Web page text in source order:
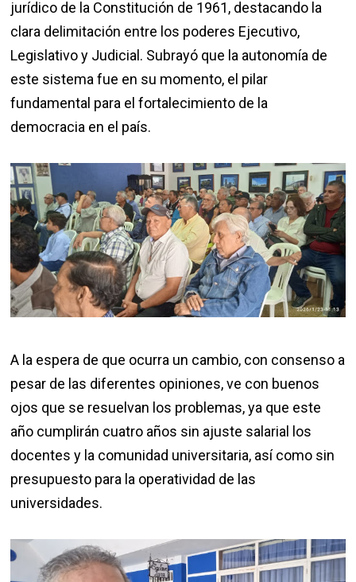
jurídico de la Constitución de 1961, destacando la
clara delimitación entre los poderes Ejecutivo,
Legislativo y Judicial. Subrayó que la autonomía de
este sistema fue en su momento, el pilar
fundamental para el fortalecimiento de la
democracia en el país.
A la espera de que ocurra un cambio, con consenso a
pesar de las diferentes opiniones, ve con buenos
ojos que se resuelvan los problemas, ya que este
año cumplirán cuatro años sin ajuste salarial los
docentes y la comunidad universitaria, así como sin
presupuesto para la operatividad de las
universidades.